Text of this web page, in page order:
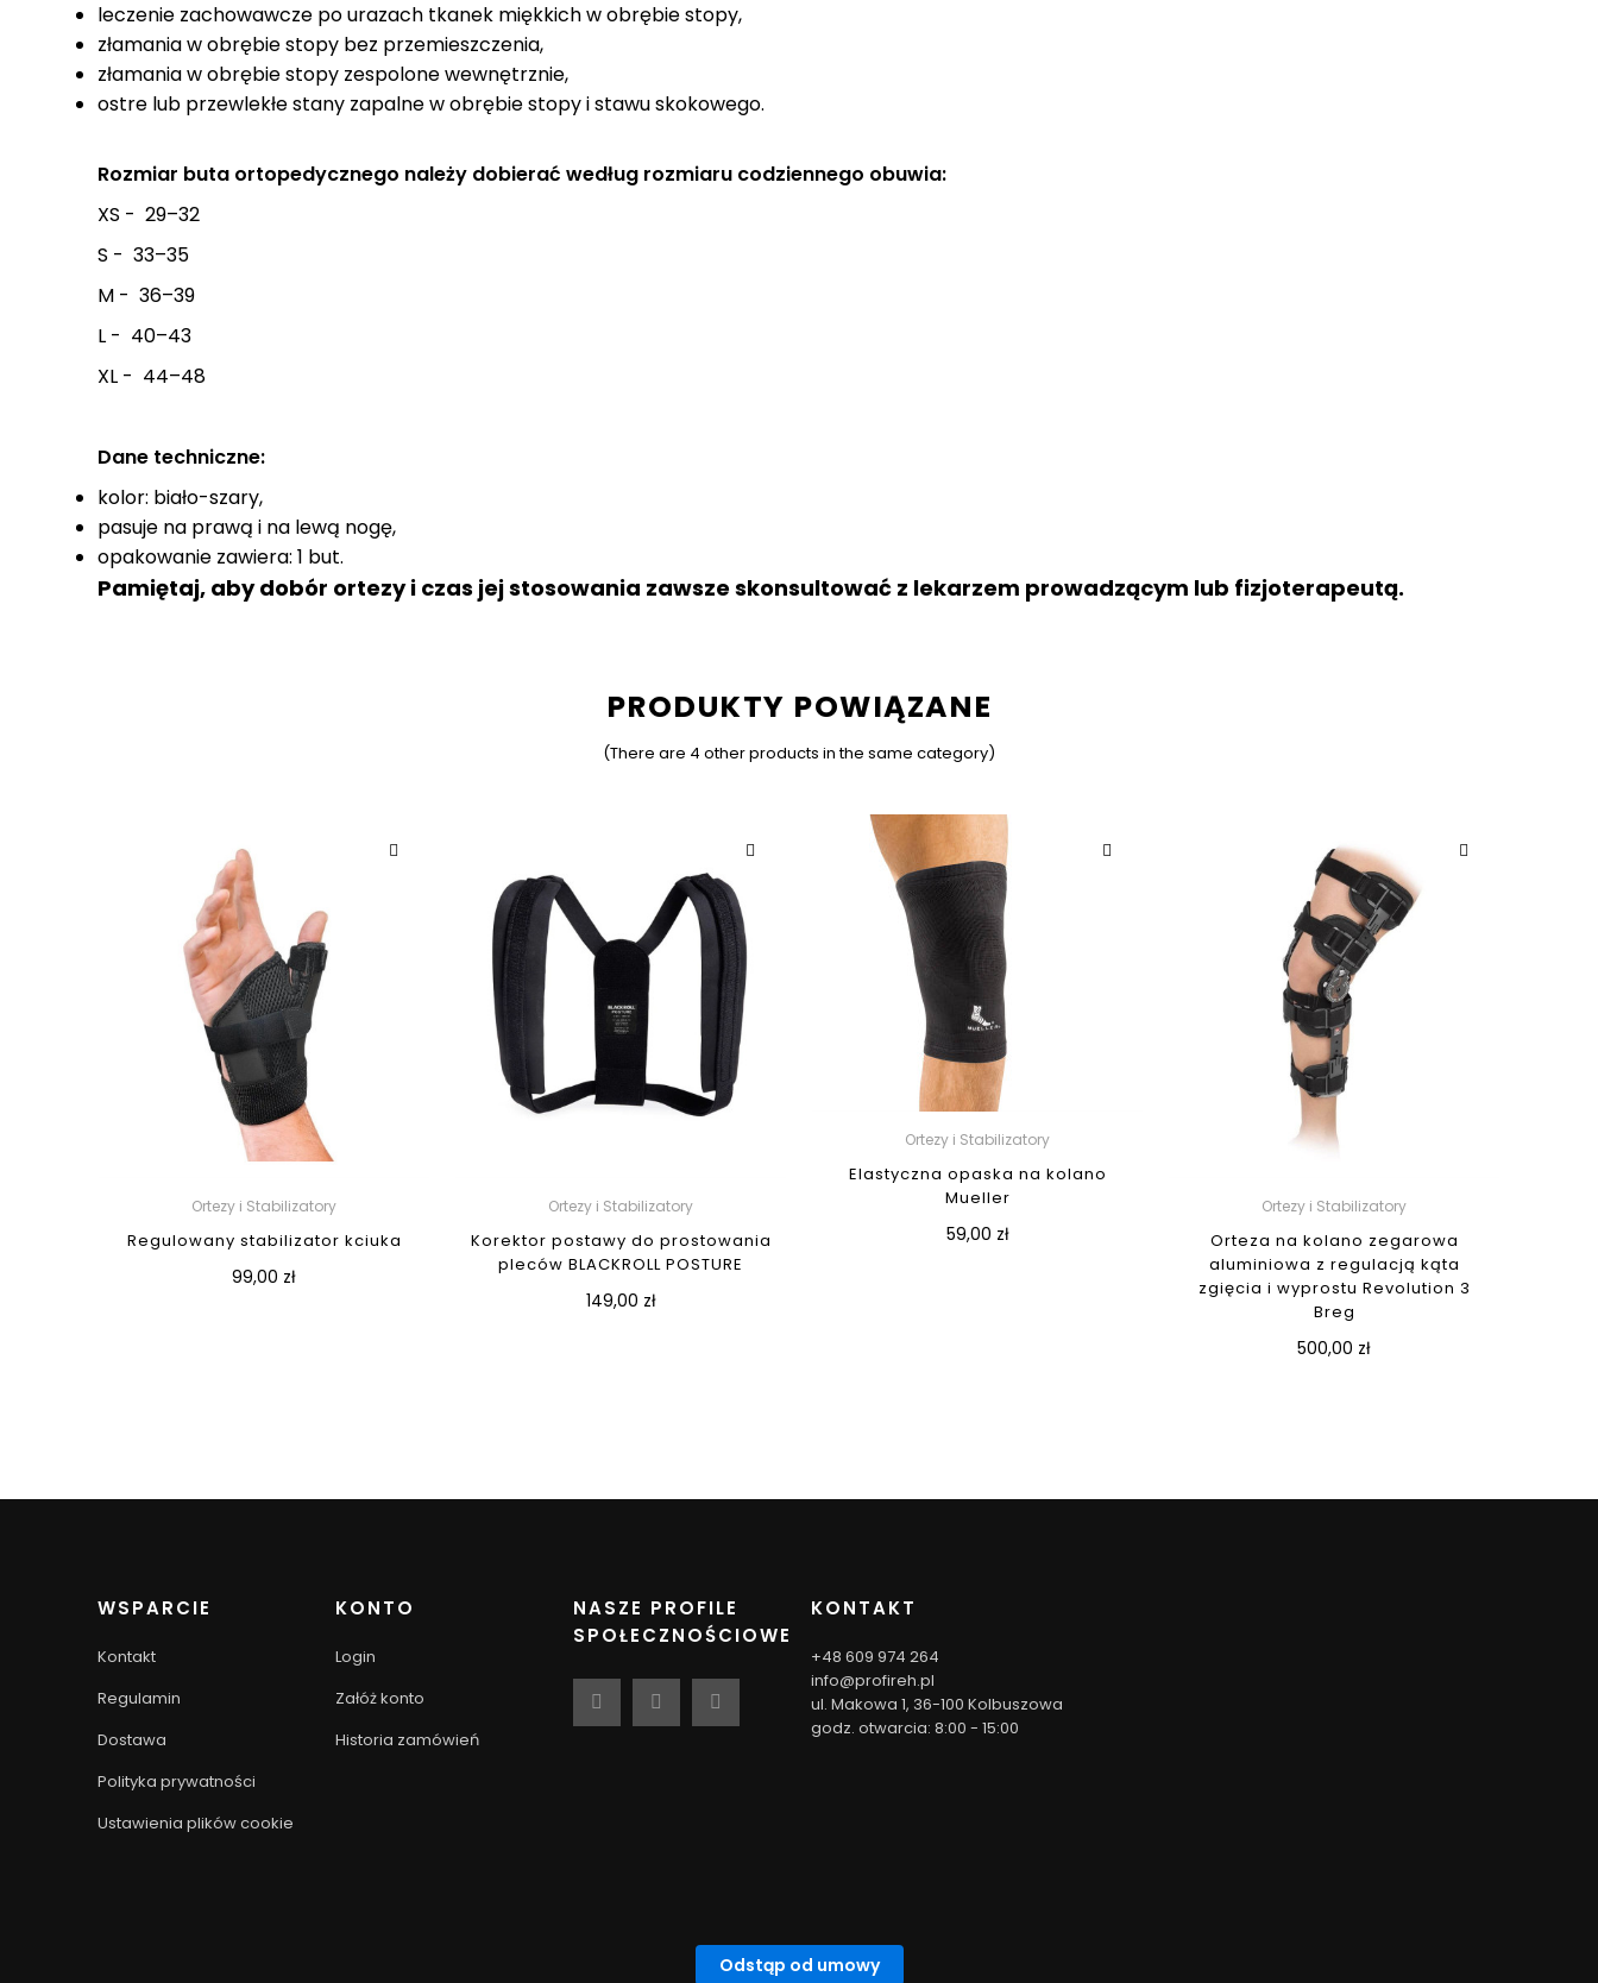
leczenie zachowawcze po urazach tkanek miękkich w obrębie stopy,
złamania w obrębie stopy bez przemieszczenia,
złamania w obrębie stopy zespolone wewnętrznie,
ostre lub przewlekłe stany zapalne w obrębie stopy i stawu skokowego.
Rozmiar buta ortopedycznego należy dobierać według rozmiaru codziennego obuwia:
XS - 29–32
S - 33–35
M - 36–39
L - 40–43
XL - 44–48
Dane techniczne:
kolor: biało-szary,
pasuje na prawą i na lewą nogę,
opakowanie zawiera: 1 but.
Pamiętaj, aby dobór ortezy i czas jej stosowania zawsze skonsultować z lekarzem prowadzącym lub fizjoterapeutą.
PRODUKTY POWIĄZANE
(There are 4 other products in the same category)
Ortezy i Stabilizatory
Regulowany stabilizator kciuka
99,00 zł
Ortezy i Stabilizatory
Korektor postawy do prostowania
pleców BLACKROLL POSTURE
149,00 zł
Ortezy i Stabilizatory
Elastyczna opaska na kolano
Mueller
59,00 zł
Ortezy i Stabilizatory
Orteza na kolano zegarowa
aluminiowa z regulacją kąta
zgięcia i wyprostu Revolution 3
Breg
500,00 zł
WSPARCIE
Kontakt
Regulamin
Dostawa
Polityka prywatności
Ustawienia plików cookie
KONTO
Login
Załóż konto
Historia zamówień
NASZE PROFILE
SPOŁECZNOŚCIOWE
KONTAKT
+48 609 974 264
info@profireh.pl
ul. Makowa 1, 36-100 Kolbuszowa
godz. otwarcia: 8:00 - 15:00
Odstąp od umowy